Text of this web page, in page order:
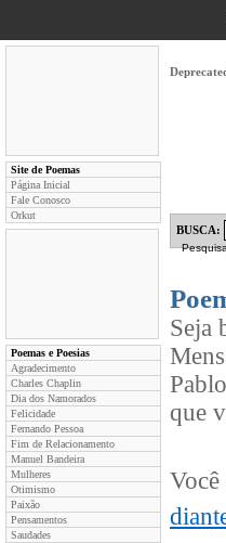
Site de Poemas
Página Inicial
Fale Conosco
Orkut
Poemas e Poesias
Agradecimento
Charles Chaplin
Dia dos Namorados
Felicidade
Fernando Pessoa
Fim de Relacionamento
Manuel Bandeira
Mulheres
Otimismo
Paixão
Pensamentos
Saudades
BUSCA:
Seja
que
Você